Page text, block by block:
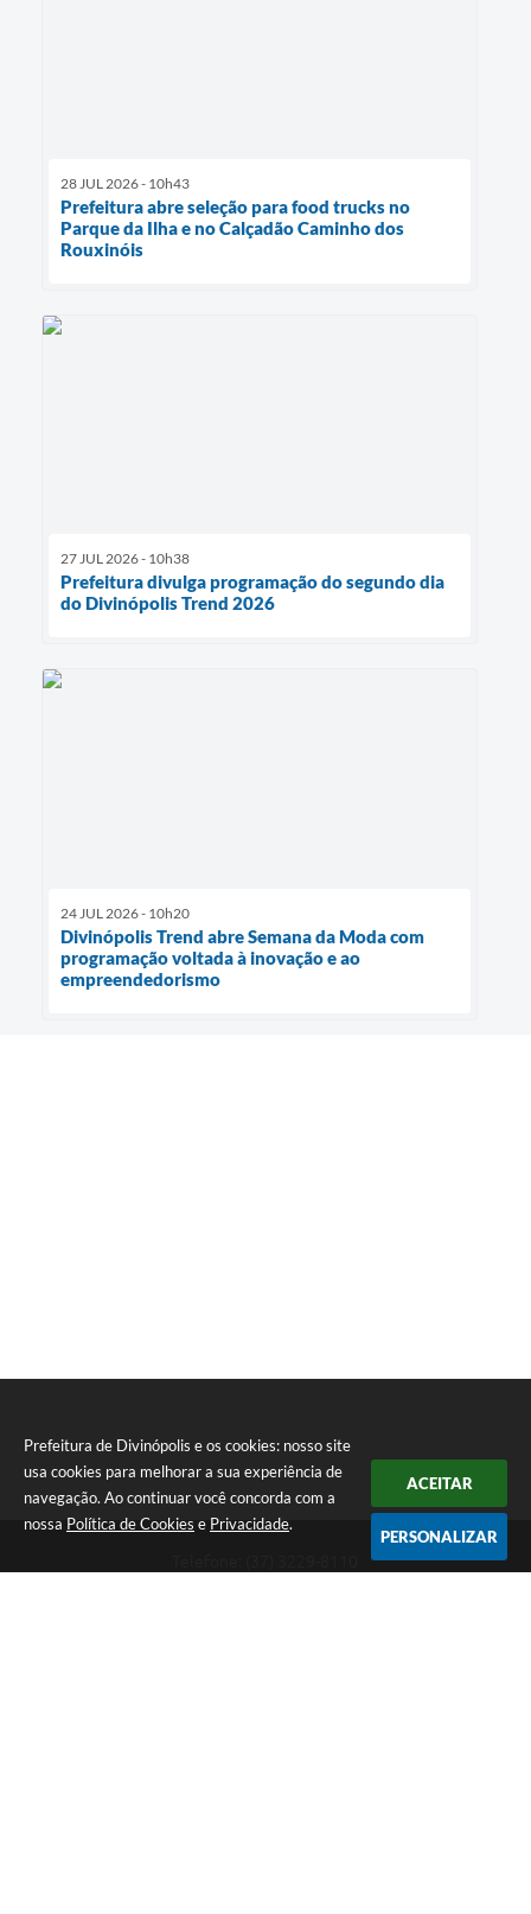
Prefeitura de Divinópolis e os cookies: nosso site
usa cookies para melhorar a sua experiência de
navegação. Ao continuar você concorda com a
nossa Política de Cookies e Privacidade.
ACEITAR
PERSONALIZAR
28 JUL 2026 - 10h43
Prefeitura abre seleção para food trucks no
Parque da Ilha e no Calçadão Caminho dos
Rouxinóis
27 JUL 2026 - 10h38
Prefeitura divulga programação do segundo dia
do Divinópolis Trend 2026
24 JUL 2026 - 10h20
Divinópolis Trend abre Semana da Moda com
programação voltada à inovação e ao
empreendedorismo